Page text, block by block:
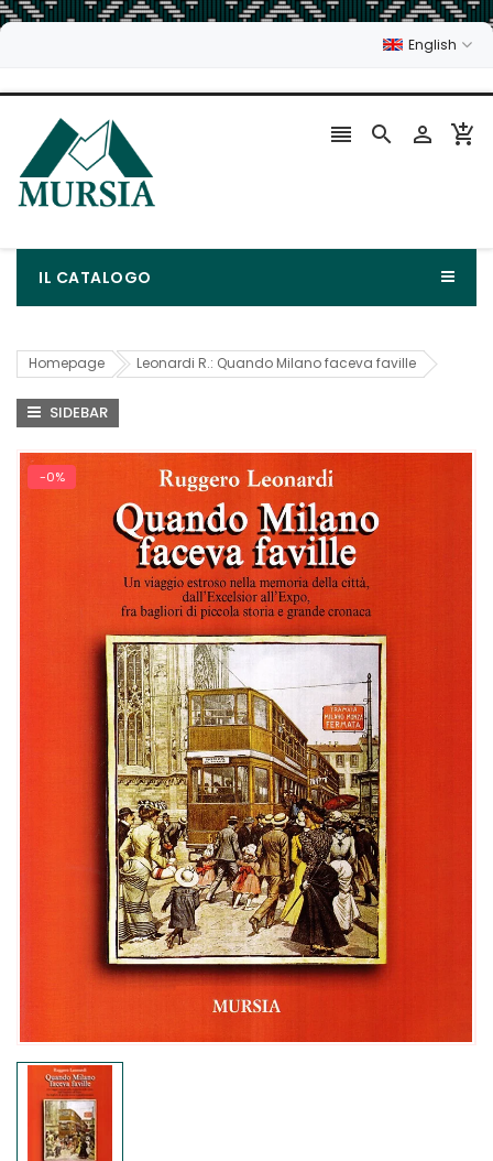
English
   
IL CATALOGO
Homepage Leonardi R.: Quando Milano faceva faville
SIDEBAR
-0%